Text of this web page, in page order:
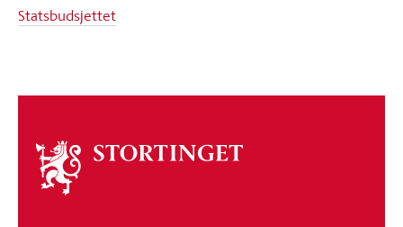
Statsbudsjettet
Om
stortinget